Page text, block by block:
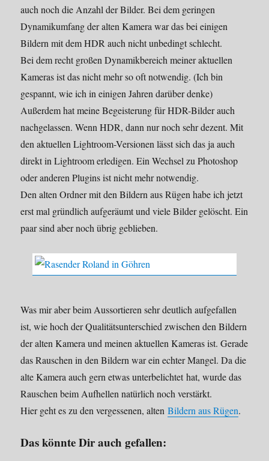
auch noch die Anzahl der Bilder. Bei dem geringen
Dynamikumfang der alten Kamera war das bei einigen
Bildern mit dem HDR auch nicht unbedingt schlecht.
Bei dem recht großen Dynamikbereich meiner aktuellen
Kameras ist das nicht mehr so oft notwendig. (Ich bin
gespannt, wie ich in einigen Jahren darüber denke)
Außerdem hat meine Begeisterung für HDR-Bilder auch
nachgelassen. Wenn HDR, dann nur noch sehr dezent. Mit
den aktuellen Lightroom-Versionen lässt sich das ja auch
direkt in Lightroom erledigen. Ein Wechsel zu Photoshop
oder anderen Plugins ist nicht mehr notwendig.
Den alten Ordner mit den Bildern aus Rügen habe ich jetzt
erst mal gründlich aufgeräumt und viele Bilder gelöscht. Ein
paar sind aber noch übrig geblieben.
Was mir aber beim Aussortieren sehr deutlich aufgefallen
ist, wie hoch der Qualitätsunterschied zwischen den Bildern
der alten Kamera und meinen aktuellen Kameras ist. Gerade
das Rauschen in den Bildern war ein echter Mangel. Da die
alte Kamera auch gern etwas unterbelichtet hat, wurde das
Rauschen beim Aufhellen natürlich noch verstärkt.
Hier geht es zu den vergessenen, altenBildern aus Rügen.
Das könnte Dir auch gefallen: